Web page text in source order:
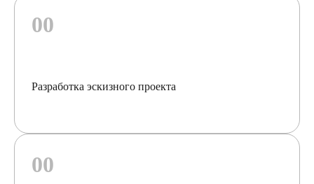
Разработка эскизного проекта